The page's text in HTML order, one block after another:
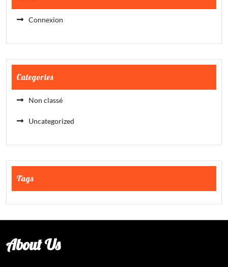
Connexion
Categories
Non classé
Uncategorized
Tags
About Us